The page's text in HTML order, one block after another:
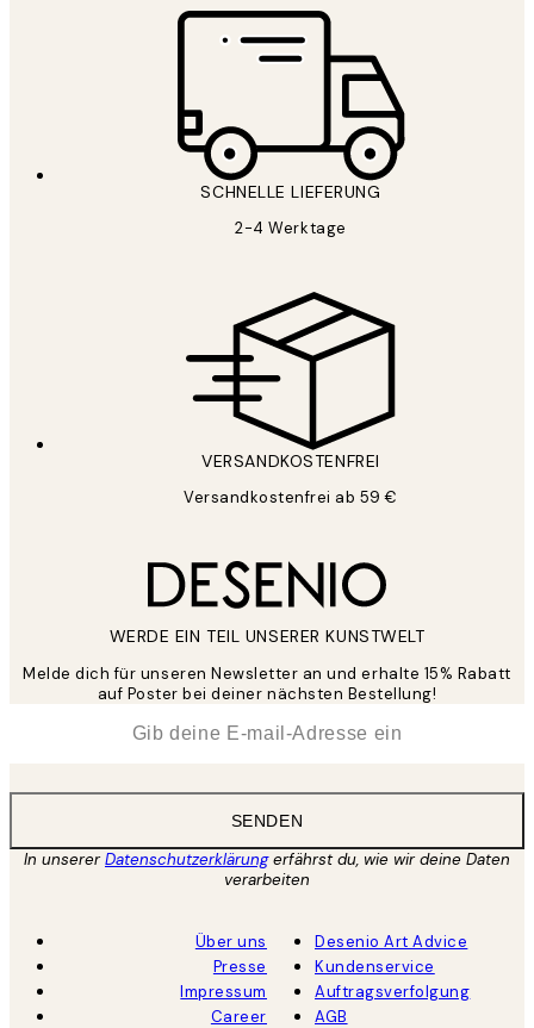
SCHNELLE LIEFERUNG
2-4 Werktage
VERSANDKOSTENFREI
Versandkostenfrei ab 59 €
WERDE EIN TEIL UNSERER KUNSTWELT
Melde dich für unseren Newsletter an und erhalte 15% Rabatt
auf Poster bei deiner nächsten Bestellung!
SENDEN
In unsererDatenschutzerklärungerfährst du, wie wir deine Daten
verarbeiten
Über uns
Presse
Impressum
Career
Desenio Art Advice
Kundenservice
Auftragsverfolgung
AGB